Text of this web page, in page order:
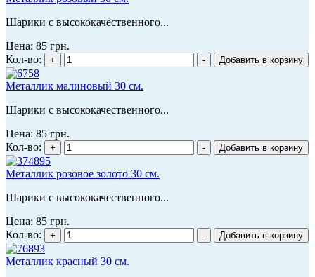
Шарики с высококачественного...
Цена: 85 грн.
Кол-во:
Металлик малиновый 30 см.
Шарики с высококачественного...
Цена: 85 грн.
Кол-во:
Металлик розовое золото 30 см.
Шарики с высококачественного...
Цена: 85 грн.
Кол-во:
Металлик красный 30 см.